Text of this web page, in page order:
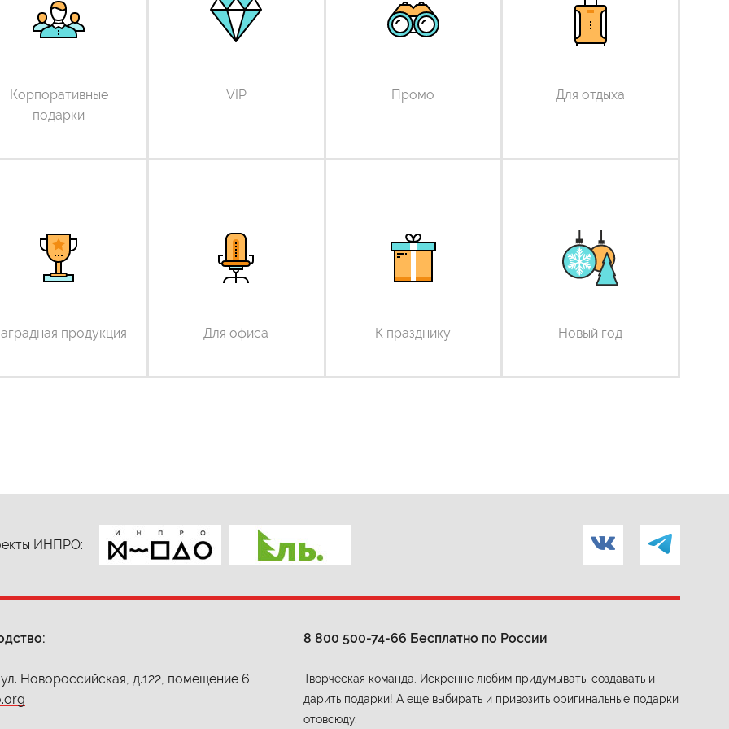
Корпоративные
подарки
VIP Промо Для отдыха
продукция Для офиса К празднику Новый год
ИНПРО:
Новороссийская, д.122, помещение 6
8 800 500-74-66 Бесплатно по России
Творческая команда. Искренне любим придумывать, создавать и
дарить подарки! А еще выбирать и привозить оригинальные подарки
отовсюду.